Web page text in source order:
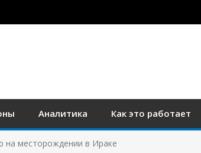
Аналитика Как это работает
на месторождении в Ираке